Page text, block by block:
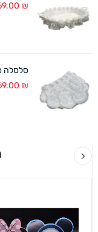
₪
סלסלה סאטן
₪